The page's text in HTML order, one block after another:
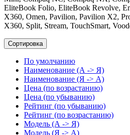
EliteBook Folio, EliteBook Revolve,
X360, Omen, Pavilion, Pavilion X2,
X360, Split, Stream, TouchSmart,
Сортировка
По умолчанию
Наименование (А -> Я)
Наименование (Я -> А)
Цена (по возрастанию)
Цена (по убыванию)
Рейтинг (по убыванию)
Рейтинг (по возрастанию)
Модель (А -> Я)
Модель (Я -> А)